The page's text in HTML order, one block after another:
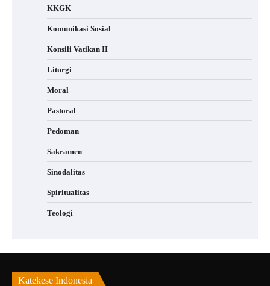
KKGK
Komunikasi Sosial
Konsili Vatikan II
Liturgi
Moral
Pastoral
Pedoman
Sakramen
Sinodalitas
Spiritualitas
Teologi
Katekese Indonesia